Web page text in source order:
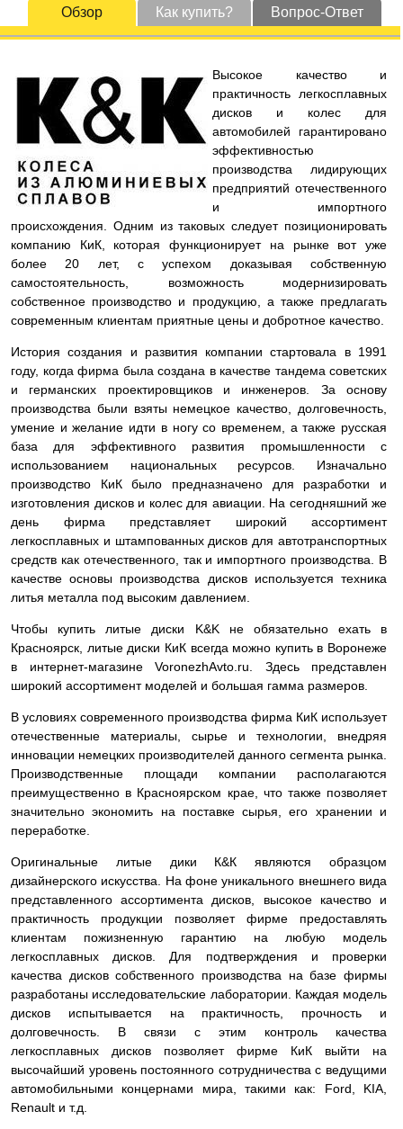
Обзор Как купить? Вопрос-Ответ
Высокое качество и
практичность легкосплавных
дисков и колес для
автомобилей гарантировано
эффективностью
производства лидирующих
предприятий отечественного
и импортного
происхождения. Одним из таковых следует позиционировать
компанию КиК, которая функционирует на рынке вот уже
более 20 лет, с успехом доказывая собственную
самостоятельность, возможность модернизировать
собственное производство и продукцию, а также предлагать
современным клиентам приятные цены и добротное качество.
История создания и развития компании стартовала в 1991
году, когда фирма была создана в качестве тандема советских
и германских проектировщиков и инженеров. За основу
производства были взяты немецкое качество, долговечность,
умение и желание идти в ногу со временем, а также русская
база для эффективного развития промышленности с
использованием национальных ресурсов. Изначально
производство КиК было предназначено для разработки и
изготовления дисков и колес для авиации. На сегодняшний же
день фирма представляет широкий ассортимент
легкосплавных и штампованных дисков для автотранспортных
средств как отечественного, так и импортного производства. В
качестве основы производства дисков используется техника
литья металла под высоким давлением.
Чтобы купить литые диски K&K не обязательно ехать в
Красноярск, литые диски КиК всегда можно купить в Воронеже
в интернет-магазине VoronezhAvto.ru. Здесь представлен
широкий ассортимент моделей и большая гамма размеров.
В условиях современного производства фирма КиК использует
отечественные материалы, сырье и технологии, внедряя
инновации немецких производителей данного сегмента рынка.
Производственные площади компании располагаются
преимущественно в Красноярском крае, что также позволяет
значительно экономить на поставке сырья, его хранении и
переработке.
Оригинальные литые дики К&К являются образцом
дизайнерского искусства. На фоне уникального внешнего вида
представленного ассортимента дисков, высокое качество и
практичность продукции позволяет фирме предоставлять
клиентам пожизненную гарантию на любую модель
легкосплавных дисков. Для подтверждения и проверки
качества дисков собственного производства на базе фирмы
разработаны исследовательские лаборатории. Каждая модель
дисков испытывается на практичность, прочность и
долговечность. В связи с этим контроль качества
легкосплавных дисков позволяет фирме КиК выйти на
высочайший уровень постоянного сотрудничества с ведущими
автомобильными концернами мира, такими как: Ford, KIA,
Renault и т.д.